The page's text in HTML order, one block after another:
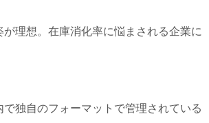
理想。在庫消化率に悩まされる企業に
独自のフォーマットで管理されている